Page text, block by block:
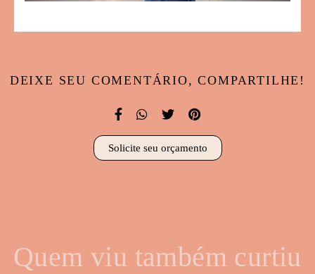
DEIXE SEU COMENTÁRIO, COMPARTILHE!
Solicite seu orçamento
Quem viu também curtiu